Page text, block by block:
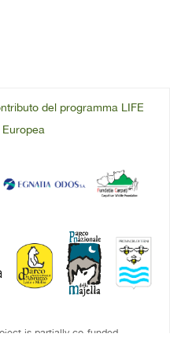
del programma LIFE
is partially co-funded